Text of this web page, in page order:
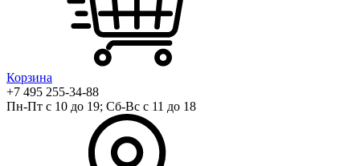
Корзина
+7 495 255-34-88
Пн-Пт с 10 до 19; Сб-Вс с 11 до 18